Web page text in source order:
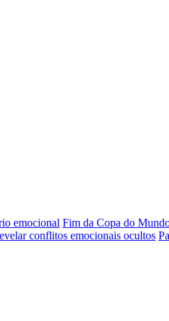
emocional Fim da Copa do
conflitos emocionais ocultos